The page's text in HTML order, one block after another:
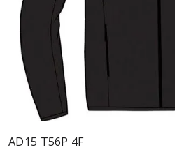
AD15 T56P 4F